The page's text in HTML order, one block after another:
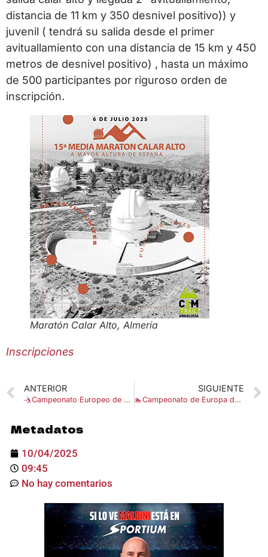
distancia de 11 km y 350 desnivel positivo)) y
juvenil ( tendrá su salida desde el primer
avituallamiento con una distancia de 15 km y 450
metros de desnivel positivo) , hasta un máximo
de 500 participantes por riguroso orden de
inscripción.
Maratón Calar Alto, Almería
Inscripciones
ANTERIOR
🤺Campeonato Europeo de Esgrima de 2025
SIGUIENTE
🏊Campeonato de Europa de Natación Artística 2025
Metadatos
10/04/2025
09:45
No hay comentarios